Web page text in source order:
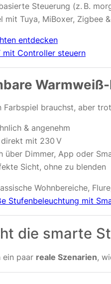
Steuerung (z. B.
mit Tuya, MiBoxer, Zigbee
entdecken
mit Controller steuern
Farbspiel brauchst, aber
& angenehm
mit 230 V
über Dimmer, App oder
Sicht, ohne zu blenden
Wohnbereiche,
Stufenbeleuchtung mit
die smarte
ein paar reale Szenarien,